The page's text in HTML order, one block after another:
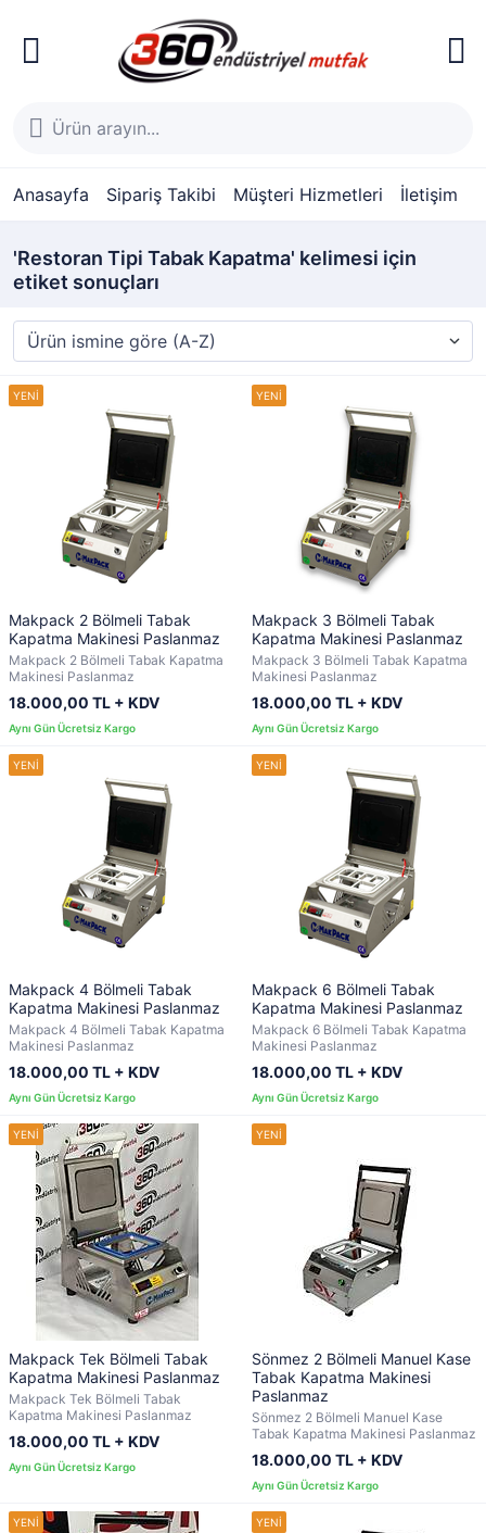
Anasayfa Sipariş Takibi Müşteri Hizmetleri İletişim
'Restoran Tipi Tabak Kapatma' kelimesi için
etiket sonuçları
Makpack 2 Bölmeli Tabak
Kapatma Makinesi Paslanmaz
Makpack 2 Bölmeli Tabak Kapatma
Makinesi Paslanmaz
18.000,00 TL + KDV
Makpack 3 Bölmeli Tabak
Kapatma Makinesi Paslanmaz
Makpack 3 Bölmeli Tabak Kapatma
Makinesi Paslanmaz
18.000,00 TL + KDV
Makpack 4 Bölmeli Tabak
Kapatma Makinesi Paslanmaz
Makpack 4 Bölmeli Tabak Kapatma
Makinesi Paslanmaz
18.000,00 TL + KDV
Makpack 6 Bölmeli Tabak
Kapatma Makinesi Paslanmaz
Makpack 6 Bölmeli Tabak Kapatma
Makinesi Paslanmaz
18.000,00 TL + KDV
Makpack Tek Bölmeli Tabak
Kapatma Makinesi Paslanmaz
Makpack Tek Bölmeli Tabak
Kapatma Makinesi Paslanmaz
18.000,00 TL + KDV
Sönmez 2 Bölmeli Manuel Kase
Tabak Kapatma Makinesi
Paslanmaz
Sönmez 2 Bölmeli Manuel Kase
Tabak Kapatma Makinesi Paslanmaz
18.000,00 TL + KDV